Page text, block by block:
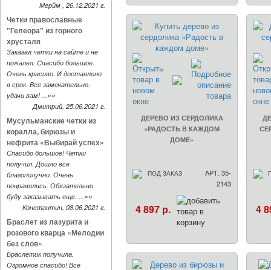
Мерйм , 26.12.2021 г.
Четки православные
"Гелеора" из горного
хрусталя
Заказал четки на сайте и не
пожалел. Спасибо большое.
Очень красиво. И доставлено
в срок. Все замечательно.
удачи вам! ...»»
Дмитрий, 25.06.2021 г.
Мусульманские четки из
коралла, бирюзы и
нефрита «Выбирай успех»
Спасибо большое! Четки
получил. Дошло все
благополучно. Очень
понравились. Обязательно
буду заказывать еще. ...»»
Константин, 08.06.2021 г.
Браслет из лазурита и
розового кварца «Мелодии
без слов»
Браслетик получила.
Огромное спасибо! Все
ДЕРЕВО ИЗ СЕРДОЛИКА
«РАДОСТЬ В КАЖДОМ
ДОМЕ»
ПОД ЗАКАЗ
АРТ. 35-
2143
4 897 р. 4